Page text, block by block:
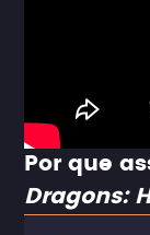
Por que
Dragons: